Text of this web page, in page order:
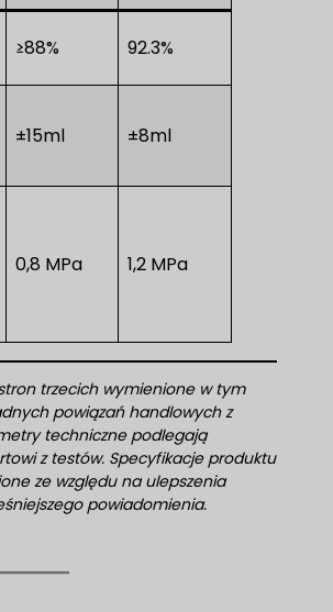
≥88% 92.3%
±15ml ±8ml
0,8 MPa 1,2 MPa
trzecich wymienione w tym
powiązań handlowych z
techniczne podlegają
z testów. Specyfikacje produktu
ze względu na ulepszenia
powiadomienia.